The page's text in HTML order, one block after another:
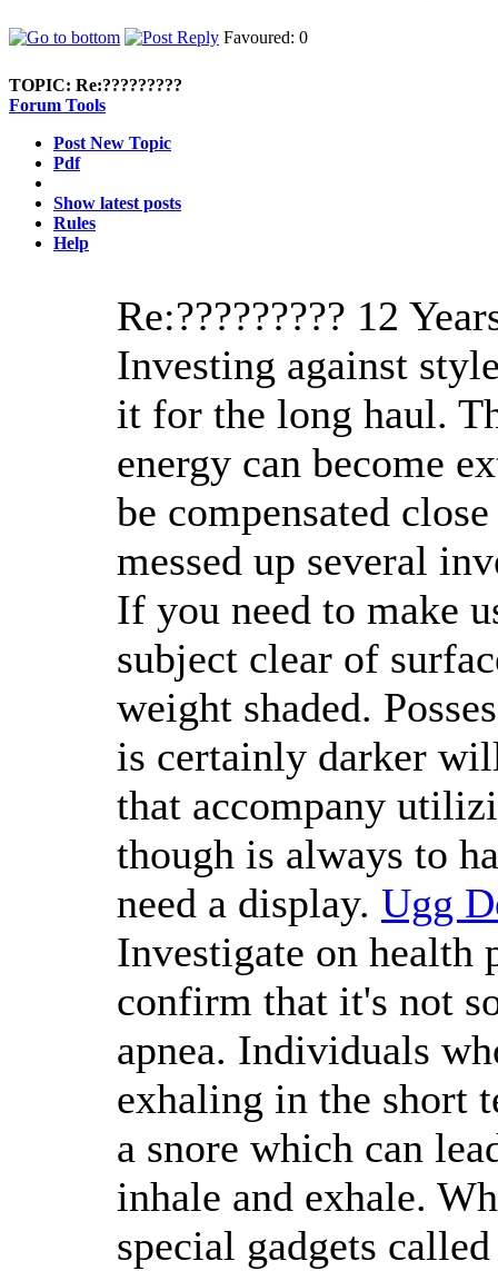
Favoured: 0
TOPIC: Re:?????????
Forum Tools
Post New Topic
Pdf
Show latest posts
Rules
Help
Re:????????? 12
Investing against
it for the long haul.
energy can become
be compensated
messed up several
If you need to make
subject clear of
weight shaded.
is certainly darker
that accompany
though is always to
need a display. Ugg
Investigate on health
confirm that it's not
apnea. Individuals
exhaling in the short
a snore which can
inhale and exhale.
special gadgets